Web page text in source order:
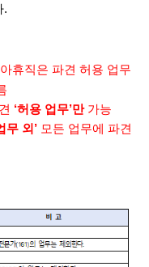
.
휴직은 파견 허용 업무
‘허용 업무’만가능
무 외’ 모든 업무에 파견